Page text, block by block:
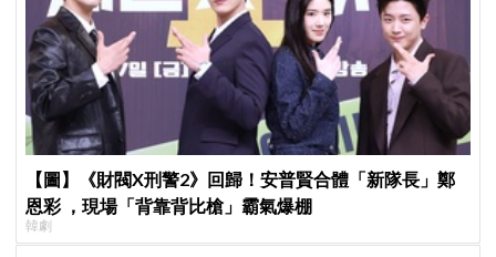
【圖】《財閥X刑警2》回歸！安普賢合體「新隊長」鄭
恩彩 ，現場「背靠背比槍」霸氣爆棚
韓劇